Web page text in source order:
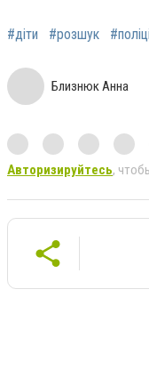
#діти #розшук
Близнюк Анна
Авторизируйтесь,